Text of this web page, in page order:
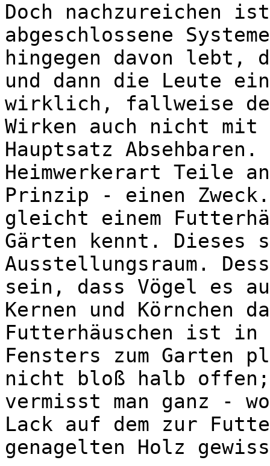
Doch nachzureichen
abgeschlossene
hingegen davon lebt,
und dann die Leute
wirklich, fallweise
Wirken auch nicht mit
Hauptsatz Absehbaren.
Heimwerkerart Teile
Prinzip - einen Zweck.
gleicht einem
Gärten kennt. Dieses
Ausstellungsraum.
sein, dass Vögel es
Kernen und Körnchen
Futterhäuschen ist in
Fensters zum Garten
nicht bloß halb
vermisst man ganz -
Lack auf dem zur
genagelten Holz